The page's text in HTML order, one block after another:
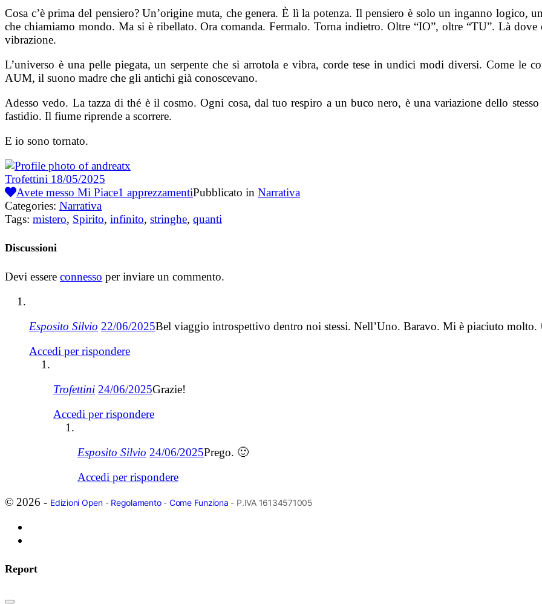
Cosa c’è prima del pensiero? Un’origine muta, che genera. È lì la potenza. Il pensiero è solo un inganno logico,
che chiamiamo mondo. Ma si è ribellato. Ora comanda. Fermalo. Torna indietro. Oltre “IO”, oltre “TU”. Là dove
vibrazione.
L’universo è una pelle piegata, un serpente che si arrotola e vibra, corde tese in undici modi diversi. Come le
AUM, il suono madre che gli antichi già conoscevano.
Adesso vedo. La tazza di thé è il cosmo. Ogni cosa, dal tuo respiro a un buco nero, è una variazione dello
fastidio. Il fiume riprende a scorrere.
E io sono tornato.
Trofettini 18/05/2025
Avete messo Mi Piace1 apprezzamentiPubblicato in Narrativa
Categories: Narrativa
Tags: mistero, Spirito, infinito, stringhe, quanti
Discussioni
Devi essere connesso per inviare un commento.
Esposito Silvio 22/06/2025Bel viaggio introspettivo dentro noi stessi. Nell’Uno. Baravo. Mi è piaciuto molto.
Accedi per rispondere
Trofettini 24/06/2025Grazie!
Accedi per rispondere
Esposito Silvio 24/06/2025Prego. 🙂
Accedi per rispondere
© 2026 - Edizioni Open- Regolamento- Come Funziona - P.IVA 16134571005
Report